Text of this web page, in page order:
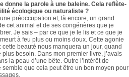
donne la parole à une baleine. Cela reflète-
écologique ou naturaliste ?
préoccupation et, là encore, un grand
cet animal et de ses congénères que je
Je sais – par ce que je le lis et ce que je
à feu plus ou moins doux. Cette agonie
cette beauté nous manquera un jour, quand
besoin. Dans mon premier livre, j’avais
la peau d’une bête. Outre l’intérêt de
semble que cela peut être un bon moyen pour